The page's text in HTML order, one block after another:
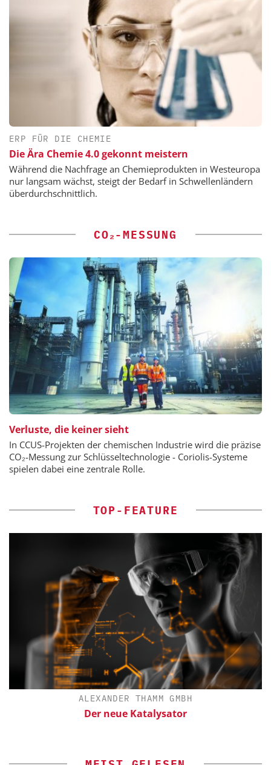
ERP FÜR DIE CHEMIE
Die Ära Chemie 4.0 gekonnt meistern
Während die Nachfrage an Chemieprodukten in Westeuropa
nur langsam wächst, steigt der Bedarf in Schwellenländern
überdurchschnittlich.
CO₂-MESSUNG
Verluste, die keiner sieht
In CCUS-Projekten der chemischen Industrie wird die präzise
CO₂-Messung zur Schlüsseltechnologie - Coriolis-Systeme
spielen dabei eine zentrale Rolle.
TOP-FEATURE
ALEXANDER THAMM GMBH
Der neue Katalysator